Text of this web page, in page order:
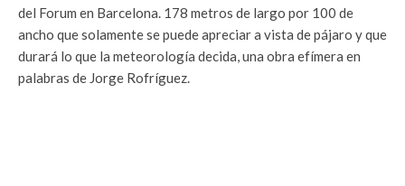
del Forum en Barcelona. 178 metros de largo por 100 de
ancho que solamente se puede apreciar a vista de pájaro y que
durará lo que la meteorología decida, una obra efímera en
palabras de Jorge Rofríguez.